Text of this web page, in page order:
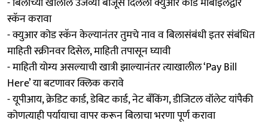
स्कॅन करावा
- क्युआर कोड स्कॅन केल्यानंतर तुमचे नाव व बिलासंबंधी इतर संबंधित
माहिती स्क्रीनवर दिसेल, माहिती तपासून घ्यावी
- माहिती योग्य असल्याची खात्री झाल्यानंतर त्याखालील ‘Pay Bill
Here’ या बटणावर क्लिक करावे
- यूपीआय, क्रेडिट कार्ड, डेबिट कार्ड, नेट बॅंकिंग, डीजिटल वॉलेट यांपैकी
कोणत्याही पर्यायाचा वापर करून बिलाचा भरणा पूर्ण करावा